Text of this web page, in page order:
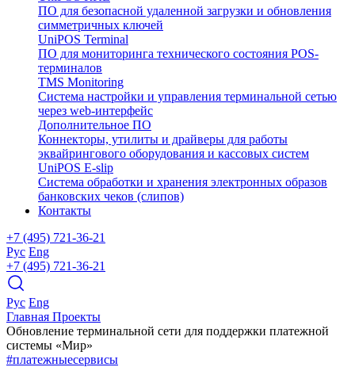
ПО для безопасной удаленной загрузки и обновления
симметричных ключей
UniPOS Terminal
ПО для мониторинга технического состояния POS-
терминалов
TMS Monitoring
Система настройки и управления терминальной сетью
через web-интерфейс
Дополнительное ПО
Коннекторы, утилиты и драйверы для работы
эквайрингового оборудования и кассовых систем
UniPOS E-slip
Система обработки и хранения электронных образов
банковских чеков (слипов)
Контакты
+7 (495) 721-36-21
Рус Eng
+7 (495) 721-36-21
Рус Eng
Главная Проекты
Обновление терминальной сети для поддержки платежной
системы «Мир»
#платежныесервисы